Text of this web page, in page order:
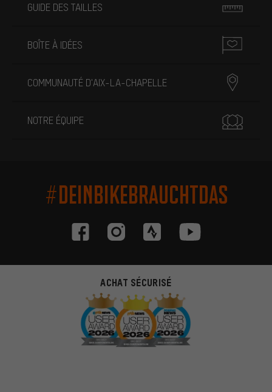
GUIDE DES TAILLES
BOÎTE À IDÉES
COMMUNAUTÉ D'AIX-LA-CHAPELLE
NOTRE ÉQUIPE
#DEINBIKEBRAUCHTDAS
ACHAT SÉCURISÉ